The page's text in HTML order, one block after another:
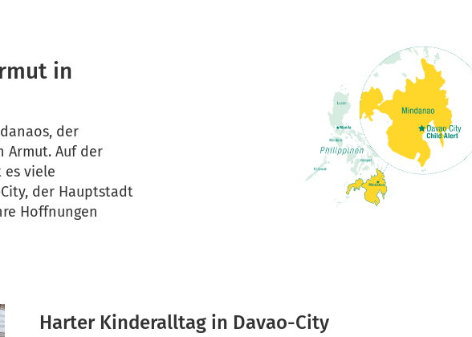
in
der
Armut. Auf der
es viele
der Hauptstadt
Hoffnungen
Harter Kinderalltag in Davao-City